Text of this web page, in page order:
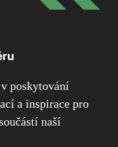
poskytování
a inspirace pro
naší